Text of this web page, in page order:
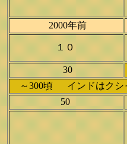
2000年前
１０
30
～300頃 インドはクシ
50